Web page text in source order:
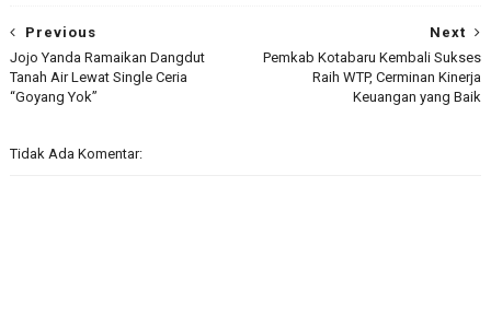
Next
Pemkab Kotabaru Kembali Sukses
Raih WTP, Cerminan Kinerja
Keuangan yang Baik
Previous
Jojo Yanda Ramaikan Dangdut
Tanah Air Lewat Single Ceria
“Goyang Yok”
Tidak Ada Komentar: